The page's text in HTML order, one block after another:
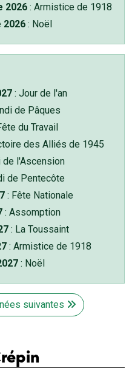
2026 : Armistice de 1918
2026 : Noël
: Jour de l'an
de Pâques
du Travail
des Alliés de 1945
de l'Ascension
de Pentecôte
: Fête Nationale
: Assomption
: La Toussaint
: Armistice de 1918
: Noël
suivantes